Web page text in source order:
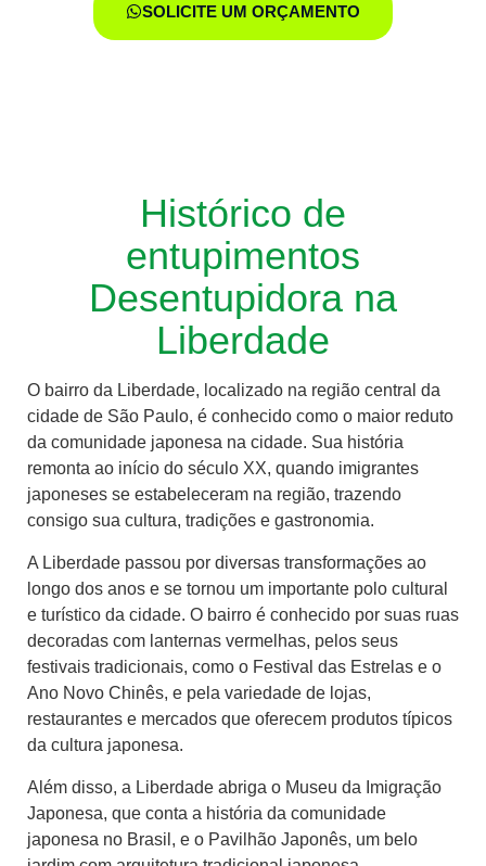
SOLICITE UM ORÇAMENTO
Histórico de
entupimentos
Desentupidora na
Liberdade
O bairro da Liberdade, localizado na região central da
cidade de São Paulo, é conhecido como o maior reduto
da comunidade japonesa na cidade. Sua história
remonta ao início do século XX, quando imigrantes
japoneses se estabeleceram na região, trazendo
consigo sua cultura, tradições e gastronomia.
A Liberdade passou por diversas transformações ao
longo dos anos e se tornou um importante polo cultural
e turístico da cidade. O bairro é conhecido por suas ruas
decoradas com lanternas vermelhas, pelos seus
festivais tradicionais, como o Festival das Estrelas e o
Ano Novo Chinês, e pela variedade de lojas,
restaurantes e mercados que oferecem produtos típicos
da cultura japonesa.
Além disso, a Liberdade abriga o Museu da Imigração
Japonesa, que conta a história da comunidade
japonesa no Brasil, e o Pavilhão Japonês, um belo